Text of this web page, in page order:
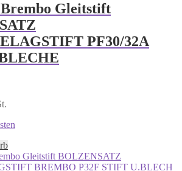
Brembo Gleitstift
PF30/32A